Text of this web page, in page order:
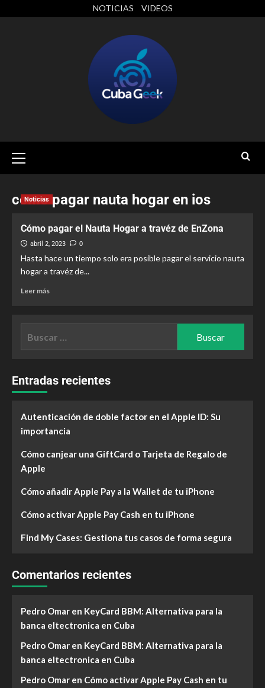
NOTICIAS VIDEOS
como pagar nauta hogar en ios
Noticias
Cómo pagar el Nauta Hogar a travéz de EnZona
abril 2, 2023 0
Hasta hace un tiempo solo era posible pagar el servicio nauta
hogar a travéz de...
Leer más
Entradas recientes
Autenticación de doble factor en el Apple ID: Su
importancia
Cómo canjear una GiftCard o Tarjeta de Regalo de
Apple
Cómo añadir Apple Pay a la Wallet de tu iPhone
Cómo activar Apple Pay Cash en tu iPhone
Find My Cases: Gestiona tus casos de forma segura
Comentarios recientes
Pedro Omar en KeyCard BBM: Alternativa para la
banca eltectronica en Cuba
Pedro Omar en KeyCard BBM: Alternativa para la
banca eltectronica en Cuba
Pedro Omar en Cómo activar Apple Pay Cash en tu